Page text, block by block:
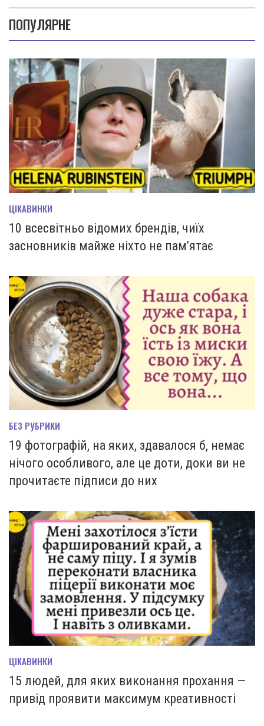
ПОПУЛЯРНЕ
ЦІКАВИНКИ
10 всесвітньо відомих брендів, чиїх
засновників майже ніхто не пам’ятає
БЕЗ РУБРИКИ
19 фотографій, на яких, здавалося б, немає
нічого особливого, але це доти, доки ви не
прочитаєте підписи до них
ЦІКАВИНКИ
15 людей, для яких виконання прохання —
привід проявити максимум креативності